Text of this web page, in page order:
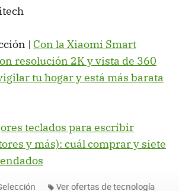
| Con la Xiaomi Smart
resolución 2K y vista de 360
tu hogar y está más barata
teclados para escribir
y más): cuál comprar y siete
Ver ofertas de tecnología